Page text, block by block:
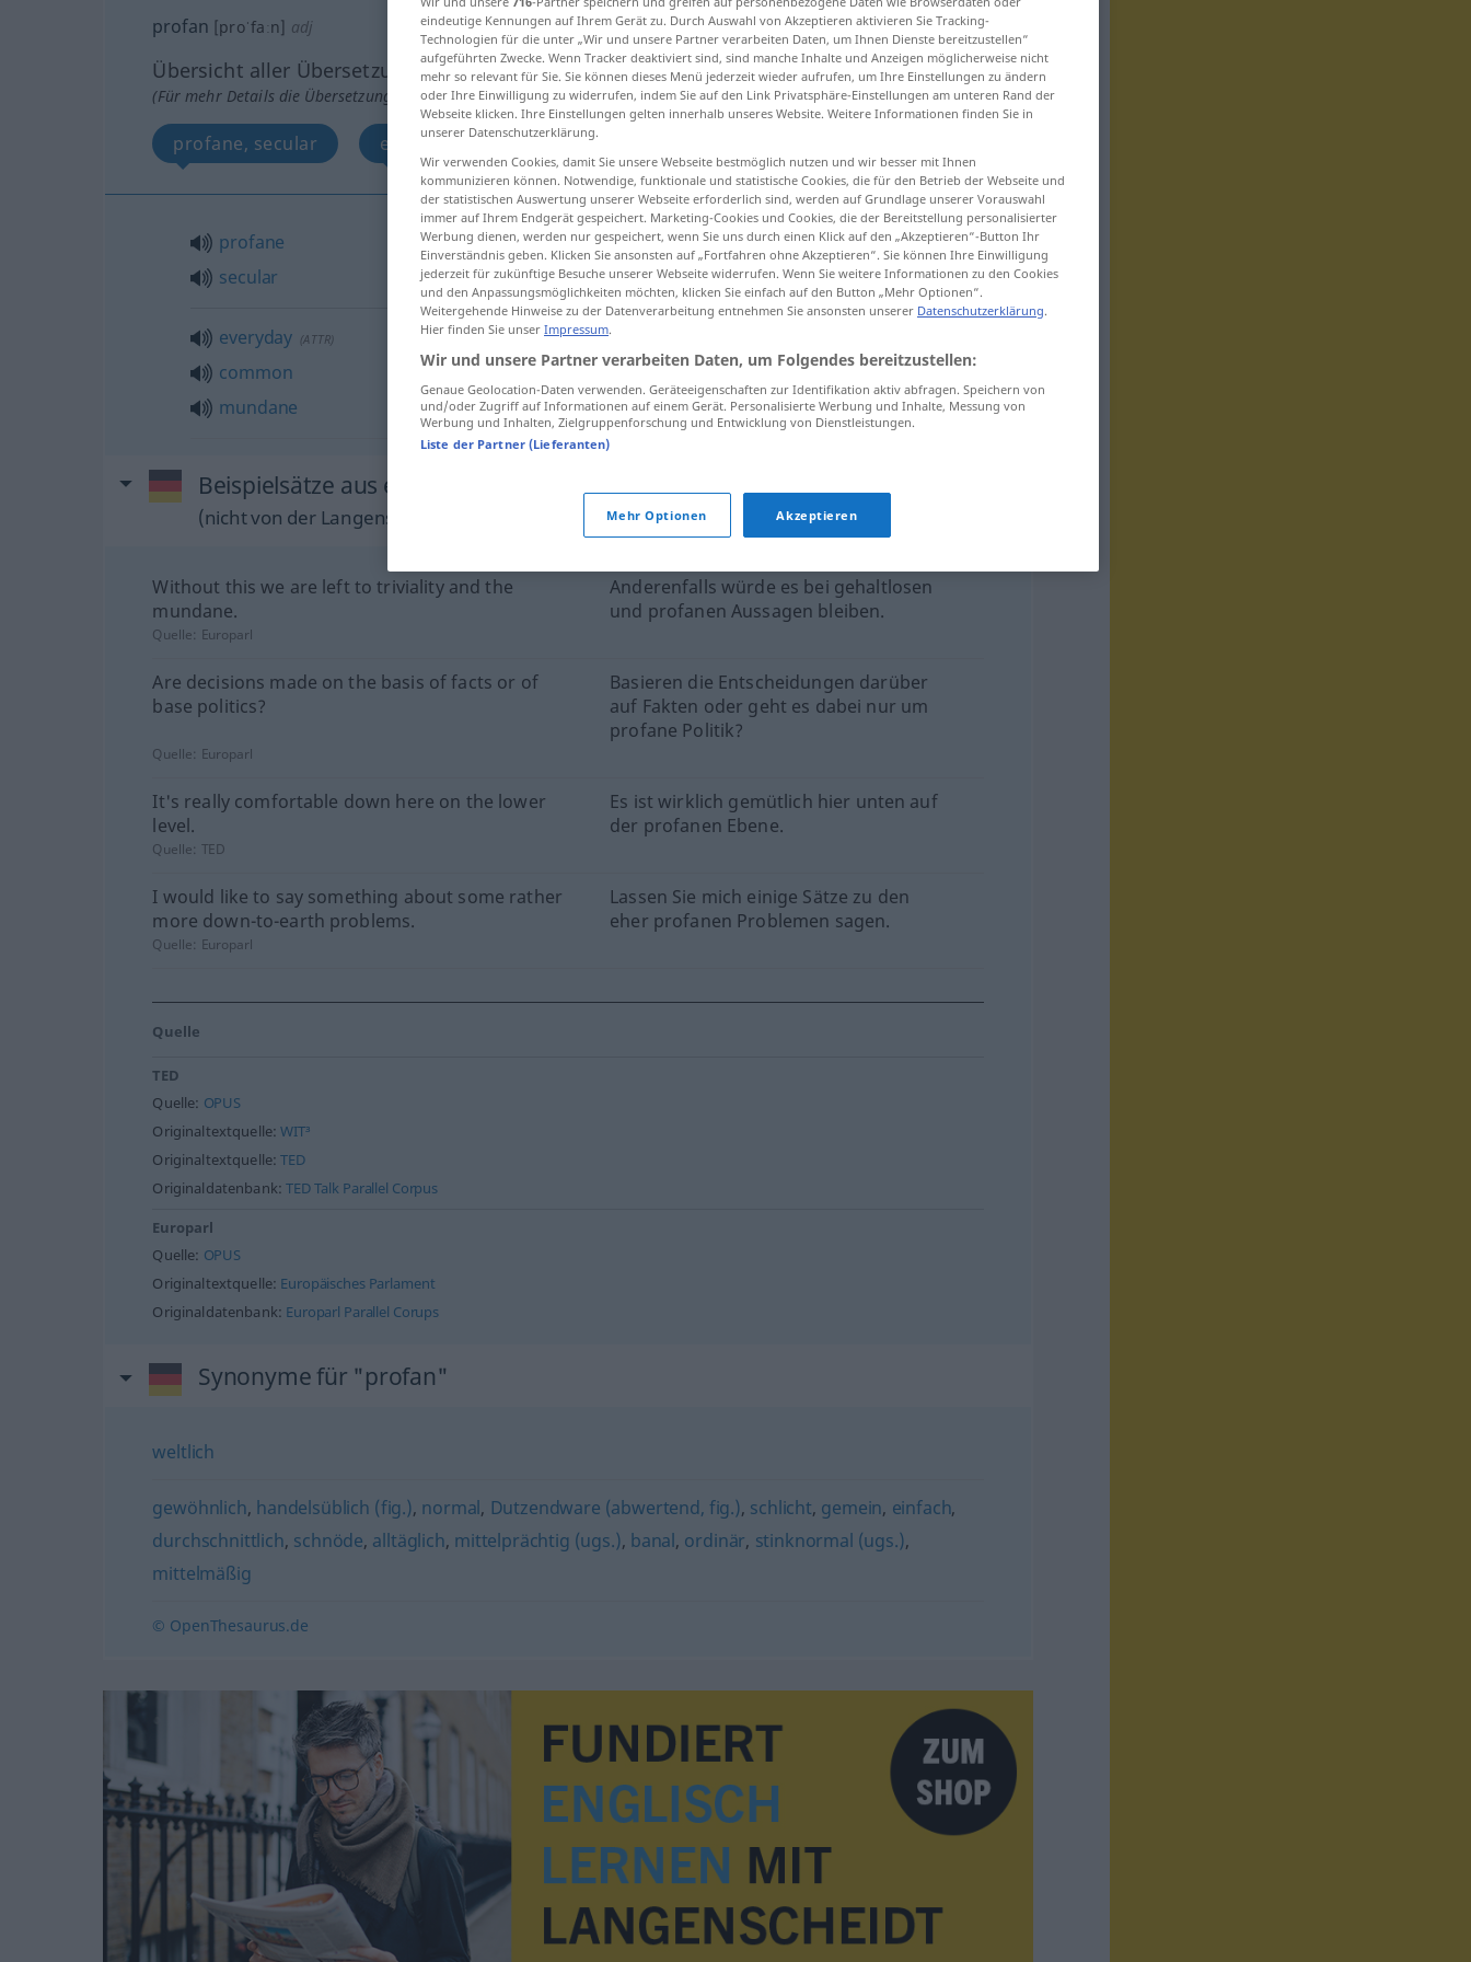
profan [proˈfaːn] adj
Übersicht aller Übersetzungen
(Für mehr Details die Übersetzung anklicken/antippen)
profane, secular everyday, common, mundane
profane
secular
profanweltlich
everyday (ATTR)
common
mundane
Beispielsätze aus externen Quellen für "profan"
(nicht von der Langenscheidt Redaktion geprüft)
Without this we are left to triviality and the
mundane.
Anderenfalls würde es bei gehaltlosen
und profanen Aussagen bleiben.
Quelle: Europarl
Are decisions made on the basis of facts or of
base politics?
Basieren die Entscheidungen darüber
auf Fakten oder geht es dabei nur um
profane Politik?
Quelle: Europarl
It's really comfortable down here on the lower
level.
Es ist wirklich gemütlich hier unten auf
der profanen Ebene.
Quelle: TED
I would like to say something about some rather
more down-to-earth problems.
Lassen Sie mich einige Sätze zu den
eher profanen Problemen sagen.
Quelle: Europarl
Quelle
TED
Quelle: OPUS
Originaltextquelle:WIT³
Originaltextquelle:TED
Originaldatenbank:TED Talk Parallel Corpus
Europarl
Quelle: OPUS
Originaltextquelle: Europäisches Parlament
Originaldatenbank: Europarl Parallel Corups
Synonyme für "profan"
weltlich
gewöhnlich, handelsüblich (fig.), normal, Dutzendware (abwertend, fig.), schlicht, gemein, einfach,
durchschnittlich, schnöde, alltäglich, mittelprächtig (ugs.), banal, ordinär, stinknormal (ugs.),
mittelmäßig
© OpenThesaurus.de
eindeutige Kennungen auf Ihrem Gerät zu. Durch Auswahl von Akzeptieren aktivieren Sie Tracking-
Technologien für die unter „Wir und unsere Partner verarbeiten Daten, um Ihnen Dienste bereitzustellen“
aufgeführten Zwecke. Wenn Tracker deaktiviert sind, sind manche Inhalte und Anzeigen möglicherweise nicht
mehr so relevant für Sie. Sie können dieses Menü jederzeit wieder aufrufen, um Ihre Einstellungen zu ändern
oder Ihre Einwilligung zu widerrufen, indem Sie auf den Link Privatsphäre-Einstellungen am unteren Rand der
Webseite klicken. Ihre Einstellungen gelten innerhalb unseres Website. Weitere Informationen finden Sie in
unserer Datenschutzerklärung.
Wir verwenden Cookies, damit Sie unsere Webseite bestmöglich nutzen und wir besser mit Ihnen
kommunizieren können. Notwendige, funktionale und statistische Cookies, die für den Betrieb der Webseite und
der statistischen Auswertung unserer Webseite erforderlich sind, werden auf Grundlage unserer Vorauswahl
immer auf Ihrem Endgerät gespeichert. Marketing-Cookies und Cookies, die der Bereitstellung personalisierter
Werbung dienen, werden nur gespeichert, wenn Sie uns durch einen Klick auf den „Akzeptieren“-Button Ihr
Einverständnis geben. Klicken Sie ansonsten auf „Fortfahren ohne Akzeptieren“. Sie können Ihre Einwilligung
jederzeit für zukünftige Besuche unserer Webseite widerrufen. Wenn Sie weitere Informationen zu den Cookies
und den Anpassungsmöglichkeiten möchten, klicken Sie einfach auf den Button „Mehr Optionen“.
Weitergehende Hinweise zu der Datenverarbeitung entnehmen Sie ansonsten unserer Datenschutzerklärung.
Hier finden Sie unser Impressum.
Wir und unsere Partner verarbeiten Daten, um Folgendes bereitzustellen:
Genaue Geolocation-Daten verwenden. Geräteeigenschaften zur Identifikation aktiv abfragen. Speichern von
und/oder Zugriff auf Informationen auf einem Gerät. Personalisierte Werbung und Inhalte, Messung von
Werbung und Inhalten, Zielgruppenforschung und Entwicklung von Dienstleistungen.
Liste der Partner (Lieferanten)
Mehr Optionen Akzeptieren